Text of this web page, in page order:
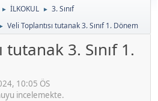
► İLKOKUL ► 3. Sınıf
► Veli Toplantısı tutanak 3. Sınıf 1. Dönem
tutanak 3. Sınıf 1.
10:05 ÖS
incelemekte.